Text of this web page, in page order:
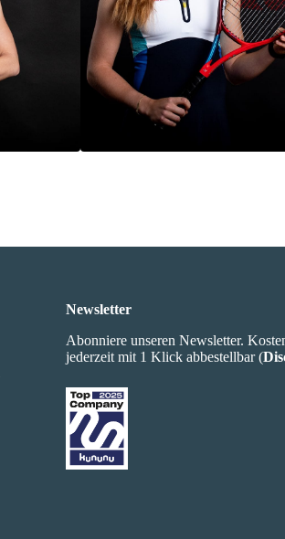
Newsletter
Abonniere unseren Newsletter.
jederzeit mit 1 Klick abbestellbar (